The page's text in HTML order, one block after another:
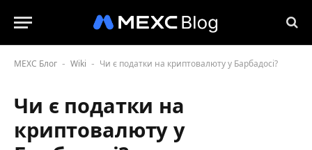
MEXC Блог - Wiki - Чи є податки на криптовалюту у Барбадосі?
Чи є податки на
криптовалюту у